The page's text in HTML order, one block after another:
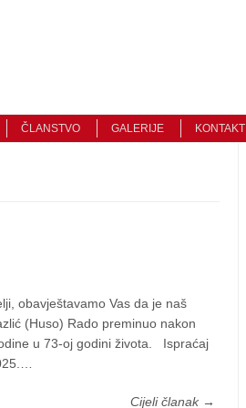
ČLANSTVO GALERIJE KONTAKT
obavještavamo Vas da je naš
(Huso) Rado preminuo nakon
u 73-oj godini života. Ispraćaj
Cijeli članak →